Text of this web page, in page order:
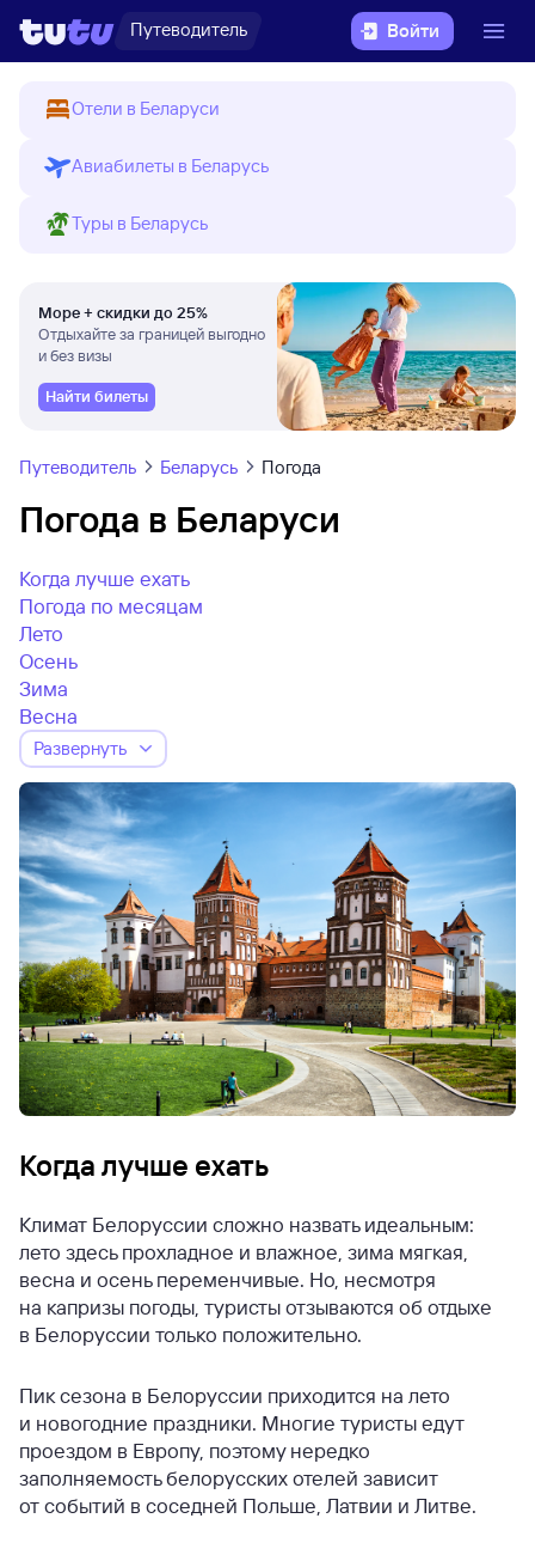
Путеводитель Войти
Отели в Беларуси
Авиабилеты в Беларусь
Туры в Беларусь
Море + скидки до 25%
Отдыхайте за границей выгодно
и без визы
Найти билеты
Путеводитель Беларусь Погода
Погода в Беларуси
Когда лучше ехать
Погода по месяцам
Лето
Осень
Зима
Весна
Развернуть
Когда лучше ехать
Климат Белоруссии сложно назвать идеальным:
лето здесь прохладное и влажное, зима мягкая,
весна и осень переменчивые. Но, несмотря
на капризы погоды, туристы отзываются об отдыхе
в Белоруссии только положительно.
Пик сезона в Белоруссии приходится на лето
и новогодние праздники. Многие туристы едут
проездом в Европу, поэтому нередко
заполняемость белорусских отелей зависит
от событий в соседней Польше, Латвии и Литве.